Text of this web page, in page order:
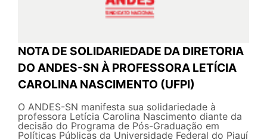
NOTA DE SOLIDARIEDADE DA DIRETORIA
DO ANDES-SN À PROFESSORA LETÍCIA
CAROLINA NASCIMENTO (UFPI)
O ANDES-SN manifesta sua solidariedade à
professora Letícia Carolina Nascimento diante da
decisão do Programa de Pós-Graduação em
Políticas Públicas da Universidade Federal do Piauí